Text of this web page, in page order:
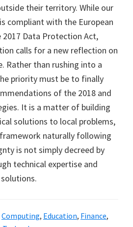
their territory. While our
compliant with the European
2017 Data Protection Act,
calls for a new reflection on
Rather than rushing into a
priority must be to finally
of the 2018 and
It is a matter of building
solutions to local problems,
naturally following
is not simply decreed by
technical expertise and
Computing, Education, Finance,